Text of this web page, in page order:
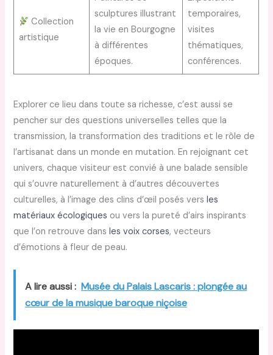
Collection
artistique
sculptures illustrant
la vie en Bourgogne
à différentes
époques.
temporaires,
visites
thématiques,
conférences.
Explorer ce lieu dans toute sa richesse, c’est aussi se
pencher sur des questions universelles telles que la
transmission, la transformation des traditions et le rôle de
l’artisanat dans un monde en mutation. En rejoignant cet
univers, chaque visiteur est convié à une balade sensible
qui s’ouvre naturellement à d’autres découvertes
culturelles, à l’image des clins d’œil posés versles
matériaux écologiques ou vers la pureté d’airs inspirants
que l’on retrouve dansles voix corses, vecteurs
d’émotions à fleur de peau.
A lire aussi : Musée du Palais Lascaris : plongée au
cœur de la musique baroque niçoise